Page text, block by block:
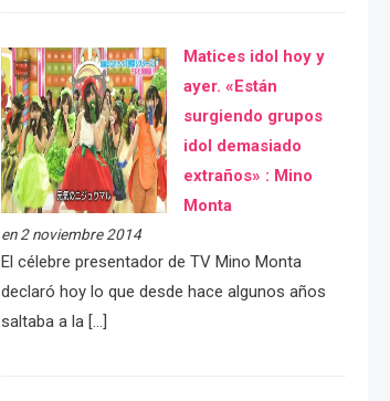
Matices idol hoy y
ayer. «Están
surgiendo grupos
idol demasiado
extraños» : Mino
Monta
en 2 noviembre 2014
El célebre presentador de TV Mino Monta
declaró hoy lo que desde hace algunos años
saltaba a la […]